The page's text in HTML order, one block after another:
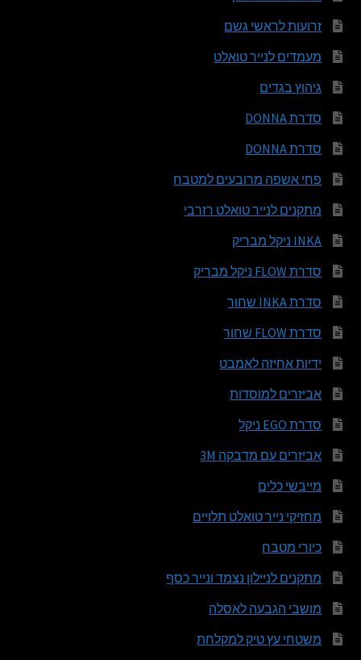
זרועות לראשי גשם
מעמדים לנייר טואלט
גיהוץ בגדים
סדרת DONNA
סדרת DONNA
פחי אשפה מרובעים למטבח
מתקנים לנייר טואלט רזרבי
INKA ניקל מבריק
סדרת FLOW ניקל מבריק
סדרת INKA שחור
סדרת FLOW שחור
ידיות אחיזה לאמבט
אביזרים למוסדות
סדרת EGO ניקל
אביזרים עם מדבקה 3M
מייבשי כלים
מחזיקי נייר טואלט תלויים
כיורי מטבח
מתקנים לניילון נצמד ונייר כסף
מושבי הגבעה לאסלה
משטחי עץ טיק למקלחת